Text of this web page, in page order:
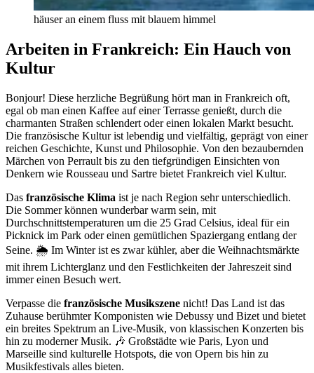
häuser an einem fluss mit blauem himmel
Arbeiten in Frankreich: Ein Hauch von
Kultur
Bonjour! Diese herzliche Begrüßung hört man in Frankreich oft,
egal ob man einen Kaffee auf einer Terrasse genießt, durch die
charmanten Straßen schlendert oder einen lokalen Markt besucht.
Die französische Kultur ist lebendig und vielfältig, geprägt von einer
reichen Geschichte, Kunst und Philosophie. Von den bezaubernden
Märchen von Perrault bis zu den tiefgründigen Einsichten von
Denkern wie Rousseau und Sartre bietet Frankreich viel Kultur.
Das französische Klima ist je nach Region sehr unterschiedlich.
Die Sommer können wunderbar warm sein, mit
Durchschnittstemperaturen um die 25 Grad Celsius, ideal für ein
Picknick im Park oder einen gemütlichen Spaziergang entlang der
Seine. 🌦️ Im Winter ist es zwar kühler, aber die Weihnachtsmärkte
mit ihrem Lichterglanz und den Festlichkeiten der Jahreszeit sind
immer einen Besuch wert.
Verpasse die französische Musikszene nicht! Das Land ist das
Zuhause berühmter Komponisten wie Debussy und Bizet und bietet
ein breites Spektrum an Live-Musik, von klassischen Konzerten bis
hin zu moderner Musik. 🎶 Großstädte wie Paris, Lyon und
Marseille sind kulturelle Hotspots, die von Opern bis hin zu
Musikfestivals alles bieten.